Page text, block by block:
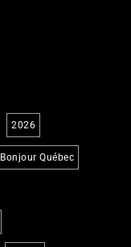
2026
Bonjour Québec